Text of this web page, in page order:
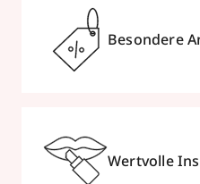
Besondere
Wertvolle